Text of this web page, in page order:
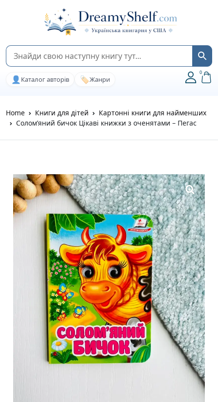
👤 Каталог авторів 🏷️Жанри
0
Home Книги для дітей
Картонні книги для найменших
Солом’яний бичок Цікаві книжки з оченятами – Пегас